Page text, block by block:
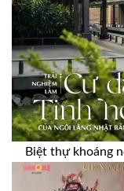
Biệt thự khoáng